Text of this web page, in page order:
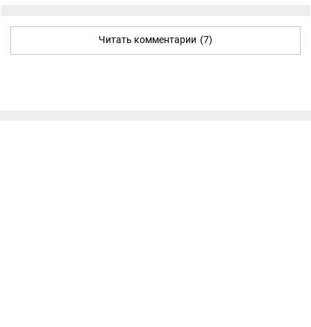
Читать комментарии (7)